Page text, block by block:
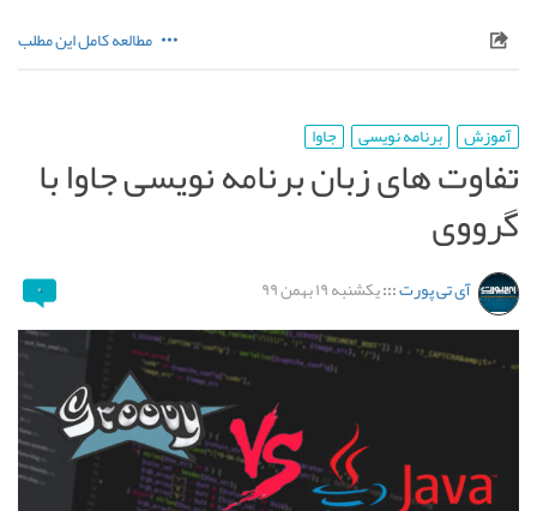
مطالعه کامل این مطلب
آموزش برنامه نویسی جاوا
تفاوت های زبان برنامه نویسی جاوا با
گرووی
آی تی پورت:::یکشنبه ۱۹ بهمن ۹۹ ۰